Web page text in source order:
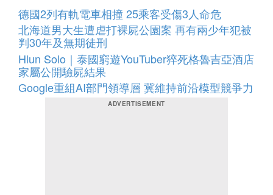
德國2列有軌電車相撞 25乘客受傷3人命危
北海道男大生遭虐打裸屍公園案 再有兩少年犯被
判30年及無期徒刑
Hlun Solo｜泰國窮遊YouTuber猝死格魯吉亞酒店
家屬公開驗屍結果
Google重組AI部門領導層 冀維持前沿模型競爭力